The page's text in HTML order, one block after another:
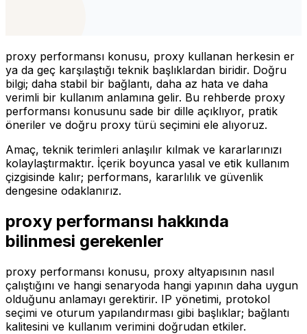
proxy performansı konusu, proxy kullanan herkesin er
ya da geç karşılaştığı teknik başlıklardan biridir. Doğru
bilgi; daha stabil bir bağlantı, daha az hata ve daha
verimli bir kullanım anlamına gelir. Bu rehberde proxy
performansı konusunu sade bir dille açıklıyor, pratik
öneriler ve doğru proxy türü seçimini ele alıyoruz.
Amaç, teknik terimleri anlaşılır kılmak ve kararlarınızı
kolaylaştırmaktır. İçerik boyunca yasal ve etik kullanım
çizgisinde kalır; performans, kararlılık ve güvenlik
dengesine odaklanırız.
proxy performansı hakkında
bilinmesi gerekenler
proxy performansı konusu, proxy altyapısının nasıl
çalıştığını ve hangi senaryoda hangi yapının daha uygun
olduğunu anlamayı gerektirir. IP yönetimi, protokol
seçimi ve oturum yapılandırması gibi başlıklar; bağlantı
kalitesini ve kullanım verimini doğrudan etkiler.